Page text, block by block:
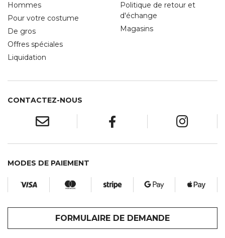
Hommes
Pour votre costume
De gros
Offres spéciales
Liquidation
Politique de retour et
d'échange
Magasins
CONTACTEZ-NOUS
MODES DE PAIEMENT
FORMULAIRE DE DEMANDE